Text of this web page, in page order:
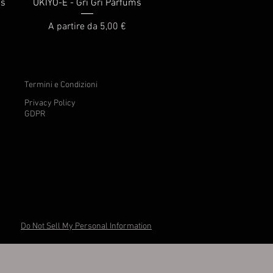
UKIYO-E - Gri Gri Parfums
A partire da 5,00 €
Prezzo scontato
Termini e Condizioni
Privacy Policy
GDPR
Do Not Sell My Personal Information